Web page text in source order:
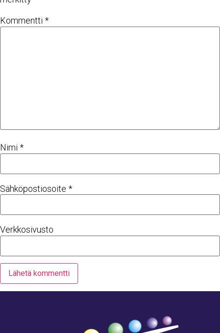
Kommentti *
Nimi *
Sähköpostiosoite *
Verkkosivusto